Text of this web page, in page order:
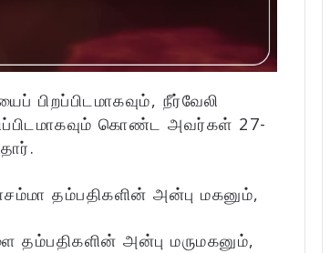
பிறப்பிடமாகவும், நீர்வேலி
கொண்ட அவர்கள் 27-
தம்பதிகளின் அன்பு மகனும்,
அன்பு மருமகனும்,